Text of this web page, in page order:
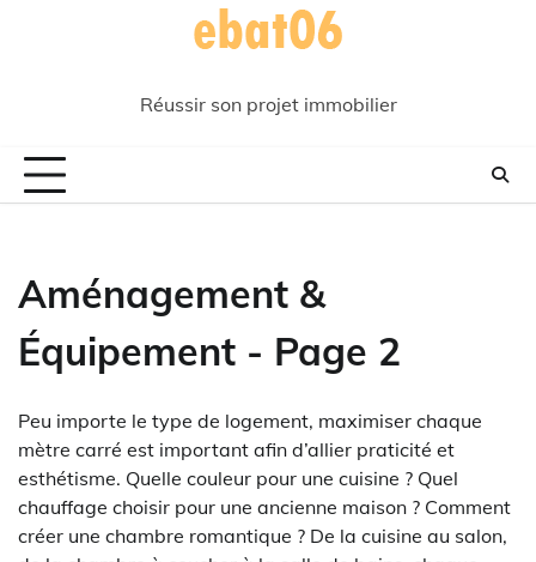
Réussir son projet immobilier
Aménagement &
Équipement - Page 2
Peu importe le type de logement, maximiser chaque
mètre carré est important afin d’allier praticité et
esthétisme. Quelle couleur pour une cuisine ? Quel
chauffage choisir pour une ancienne maison ? Comment
créer une chambre romantique ? De la cuisine au salon,